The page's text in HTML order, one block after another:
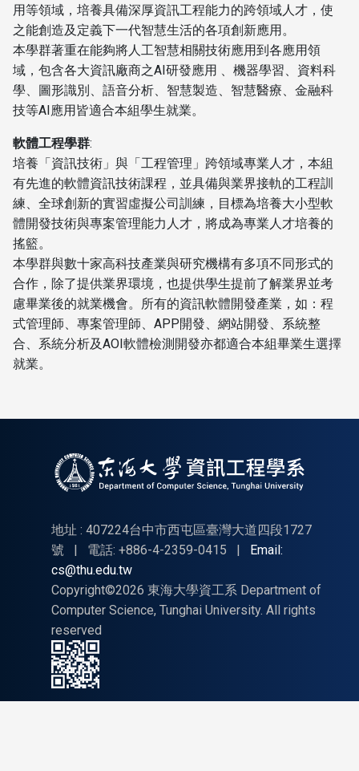
用等領域，培養具備深厚資訊工程能力的跨領域人才，使
之能創造及定義下一代智慧生活的各項創新應用。
本學群著重在能夠將人工智慧相關技術應用到各應用領
域，包含各大資訊廠商之AI研發應用 、機器學習、資料科
學、圖形識別、語音分析、智慧製造、智慧醫療、金融科
技等AI應用皆適合本組學生就業。
軟體工程學群:
培養「資訊技術」與「工程管理」跨領域專業人才，本組
有先進的軟體資訊技術課程，並具備與業界接軌的工程訓
練、全球創新的實習虛擬公司訓練，目標為培養大小型軟
體開發技術與專案管理能力人才，將成為專業人才培養的
搖籃。
本學群與數十家高科技產業與研究機構有多項不同形式的
合作，除了提供業界環境，也提供學生提前了解業界並考
慮畢業後的就業機會。所有的資訊軟體開發產業，如：程
式管理師、專案管理師、APP開發、網站開發、系統整
合、系統分析及AOI軟體檢測開發亦都適合本組畢業生選擇
就業。
地址 : 407224台中市西屯區臺灣大道四段1727
號
| 電話: +886-4-2359-0415 |
Email:
cs@thu.edu.tw
Copyright©2026 東海大學資工系 Department of
Computer Science, Tunghai University. All rights
reserved